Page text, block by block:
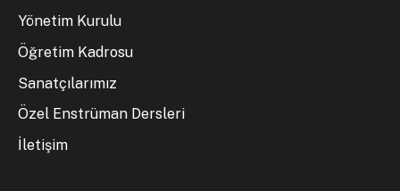
Yönetim Kurulu
Öğretim Kadrosu
Sanatçılarımız
Özel Enstrüman Dersleri
İletişim